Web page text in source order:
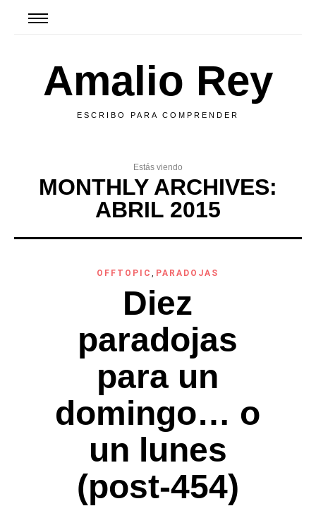
Amalio Rey
ESCRIBO PARA COMPRENDER
Estás viendo
MONTHLY ARCHIVES:
ABRIL 2015
OFFTOPIC, PARADOJAS
Diez
paradojas
para un
domingo… o
un lunes
(post-454)